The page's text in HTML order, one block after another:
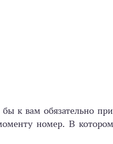
к вам обязательно
номер. В